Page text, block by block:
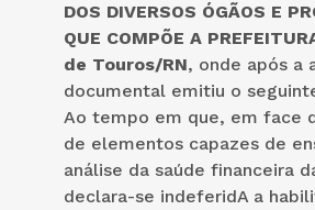
DOS DIVERSOS ÓGÃOS E
QUE COMPÕE A
de Touros/RN, onde após a
documental emitiu o
Ao tempo em que, em face
de elementos capazes de
análise da saúde financeira
declara-se indeferidA a